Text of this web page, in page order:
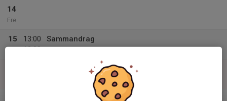
14
Fre
15
13:00
18:00
Sammandrag
v.34